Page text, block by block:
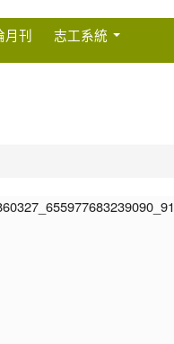
月刊 志工系統